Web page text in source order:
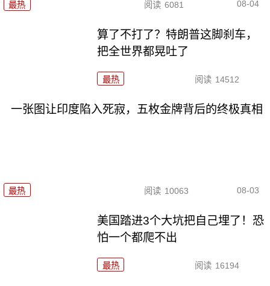
最热 阅读 6081 08-04
算了不打了？特朗普这脚刹车，
把全世界都晃吐了
最热 阅读 14512
一张图让印度陷入死寂，五枚金牌背后的终极真相
最热 阅读 10063 08-03
美国踏进3个大坑把自己埋了！恐
怕一个都爬不出
最热 阅读 16194